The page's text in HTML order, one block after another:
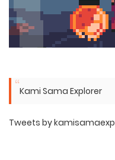
Kami Sama Explorer
Tweets by kamisamaexp